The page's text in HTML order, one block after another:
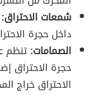
شمعات الاحتراق:
داخل حجرة
الصمامات:تنظم
حجرة الاحتراق
الاحتراق خراج